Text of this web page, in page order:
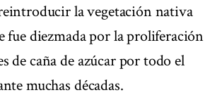
la vegetación nativa
fue diezmada por la proliferación
de caña de azúcar por todo el
muchas décadas.